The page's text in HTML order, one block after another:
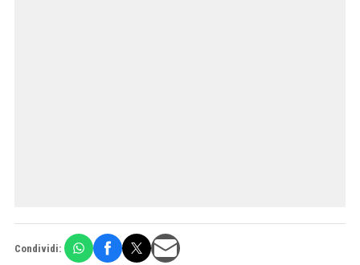
Condividi: